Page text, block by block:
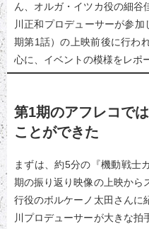
ん、オルガ・イツカ役の細谷
川正和プロデューサーが参
期第1話）の上映前後に行わ
心に、イベントの模様をレポ
第1期のアフレコで
ことができた
まずは、約5分の『機動戦士
期の振り返り映像の上映から
行役のボルケーノ太田さんに
川プロデューサーが大きな拍